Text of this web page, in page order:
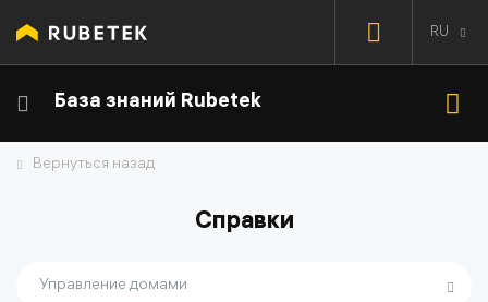
RU
База знаний Rubetek
Вернуться назад
Справки
Управление домами